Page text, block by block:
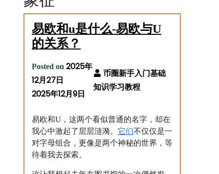
易欧和u是什么-易欧与U
的关系？
Posted on 2025年
12月27日
2025年12月9日
易欧和U，这两个看似普通的名字，却在
我心中激起了层层涟漪。 它们不仅仅是一
对字母组合，更像是两个神秘的世界，等
待着我去探索。